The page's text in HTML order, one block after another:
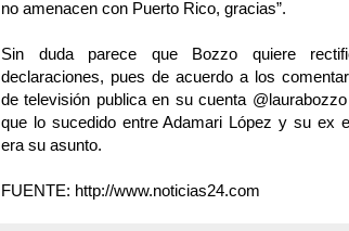
no amenacen con Puerto Rico, gracias”.
Sin duda parece que Bozzo quiere
declaraciones, pues de acuerdo a los
de televisión publica en su cuenta
que lo sucedido entre Adamari López y su ex
era su asunto.
FUENTE: http://www.noticias24.com